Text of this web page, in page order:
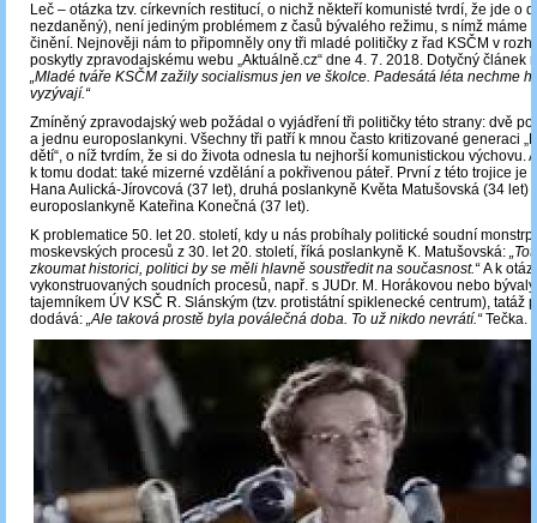
Leč – otázka tzv. církevních restitucí, o nichž někteří komunisté tvrdí, že jde o
nezdaněný), není jediným problémem z časů bývalého režimu, s nímž máme
činění. Nejnověji nám to připomněly ony tři mladé političky z řad KSČM v
poskytly zpravodajskému webu „Aktuálně.cz“ dne 4. 7. 2018. Dotyčný článek
„Mladé tváře KSČM zažily socialismus jen ve školce. Padesátá léta nechme
vyzývají.“
Zmíněný zpravodajský web požádal o vyjádření tři političky této strany: dvě
a jednu europoslankyni. Všechny tři patří k mnou často kritizované generaci
dětí“, o níž tvrdím, že si do života odnesla tu nejhorší komunistickou výchovu.
k tomu dodat: také mizerné vzdělání a pokřivenou páteř. První z této trojice je
Hana Aulická-Jírovcová (37 let), druhá poslankyně Květa Matušovská (34 let)
europoslankyně Kateřina Konečná (37 let).
K problematice 50. let 20. století, kdy u nás probíhaly politické soudní
moskevských procesů z 30. let 20. století, říká poslankyně K. Matušovská:
zkoumat historici, politici by se měli hlavně soustředit na současnost.“A k
vykonstruovaných soudních procesů, např. s JUDr. M. Horákovou nebo
tajemníkem ÚV KSČ R. Slánským (tzv. protistátní spiklenecké centrum), tatáž
dodává: „Ale taková prostě byla poválečná doba. To už nikdo nevrátí.“Tečka.